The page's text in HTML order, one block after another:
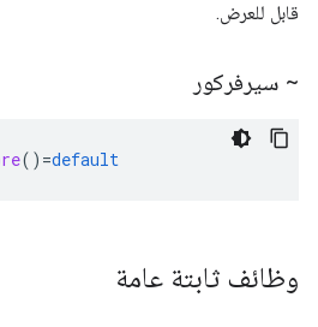
قابل للعرض.
~ سيرفركور
()=default
وظائف ثابتة عامة